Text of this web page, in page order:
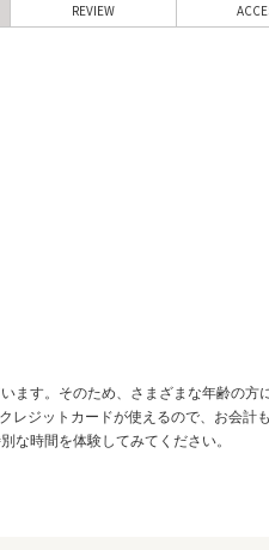
REVIEW
す。そのため、さまざまな年齢の方
ジットカードが使えるので、お会計
な時間を体験してみてください。